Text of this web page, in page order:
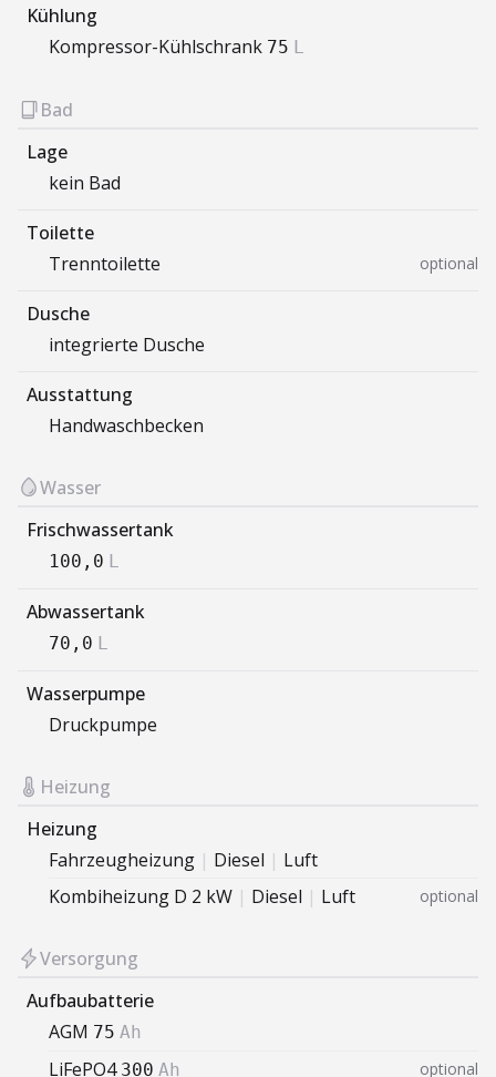
Kühlung
Kompressor-Kühlschrank 75 L
Bad
Lage
kein Bad
Toilette
Trenntoilette
optional
Dusche
integrierte Dusche
Ausstattung
Handwaschbecken
Wasser
Frischwassertank
100,0 L
Abwassertank
70,0 L
Wasserpumpe
Druckpumpe
Heizung
Heizung
Fahrzeugheizung | Diesel | Luft
Kombiheizung D 2 kW | Diesel | Luft optional
Versorgung
Aufbaubatterie
AGM 75 Ah
LiFePO4 300 Ah optional